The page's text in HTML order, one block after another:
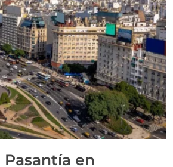
Pasantía en